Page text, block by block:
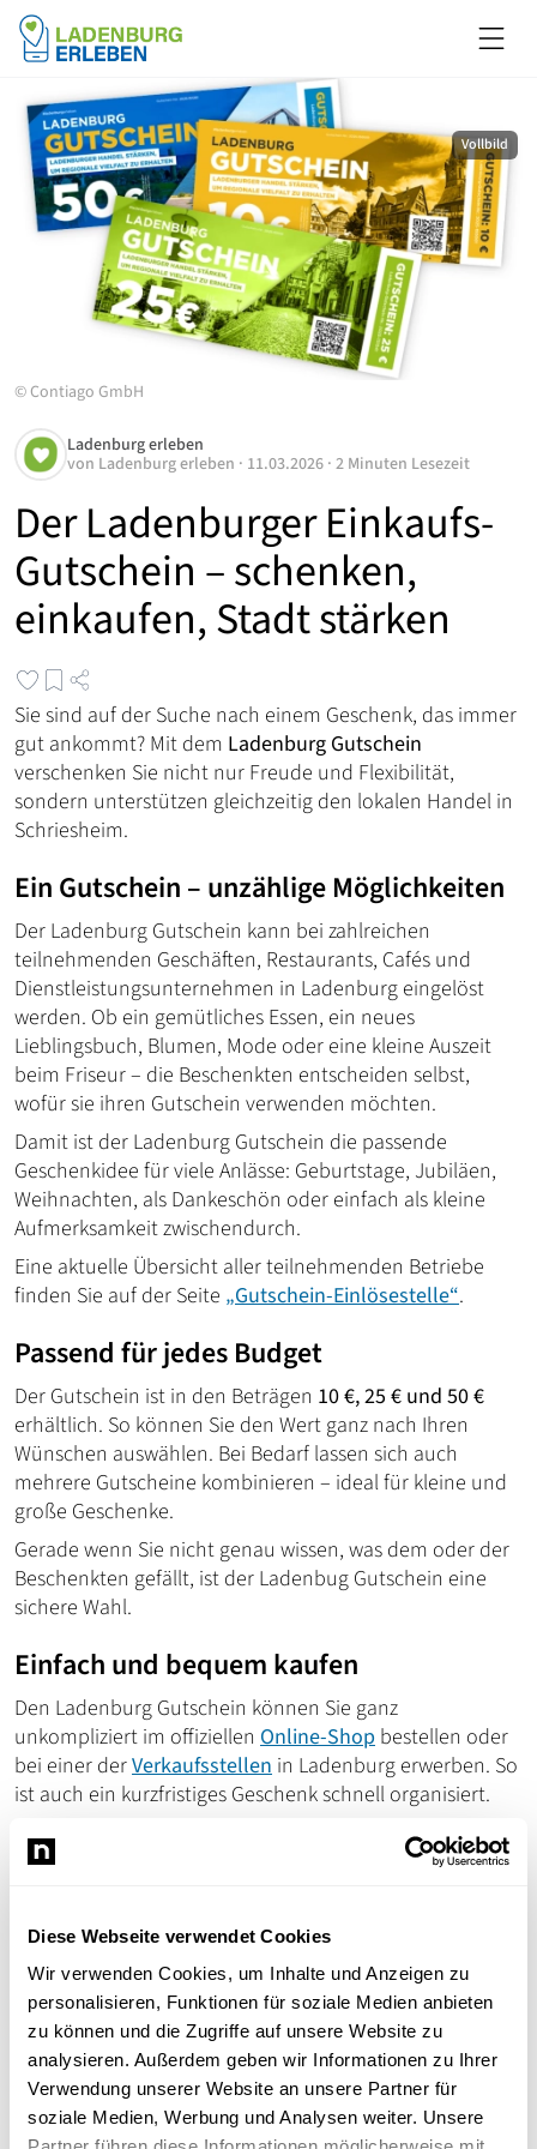
Diese Webseite verwendet Cookies
Wir verwenden Cookies, um Inhalte und Anzeigen zu
personalisieren, Funktionen für soziale Medien anbieten
zu können und die Zugriffe auf unsere Website zu
analysieren. Außerdem geben wir Informationen zu Ihrer
Verwendung unserer Website an unsere Partner für
soziale Medien, Werbung und Analysen weiter. Unsere
Vollbild
©Contiago GmbH
Der Ladenburger Einkaufs-
Gutschein – schenken,
einkaufen, Stadt stärken
Ladenburg erleben
von Ladenburg erleben · 11.03.2026 · 2 Minuten Lesezeit
Sie sind auf der Suche nach einem Geschenk, das immer
gut ankommt? Mit dem Ladenburg Gutschein
verschenken Sie nicht nur Freude und Flexibilität,
sondern unterstützen gleichzeitig den lokalen Handel in
Schriesheim.
Ein Gutschein – unzählige Möglichkeiten
Der Ladenburg Gutschein kann bei zahlreichen
teilnehmenden Geschäften, Restaurants, Cafés und
Dienstleistungsunternehmen in Ladenburg eingelöst
werden. Ob ein gemütliches Essen, ein neues
Lieblingsbuch, Blumen, Mode oder eine kleine Auszeit
beim Friseur – die Beschenkten entscheiden selbst,
wofür sie ihren Gutschein verwenden möchten.
Damit ist der Ladenburg Gutschein die passende
Geschenkidee für viele Anlässe: Geburtstage, Jubiläen,
Weihnachten, als Dankeschön oder einfach als kleine
Aufmerksamkeit zwischendurch.
Eine aktuelle Übersicht aller teilnehmenden Betriebe
finden Sie auf der Seite „Gutschein-Einlösestelle“.
Passend für jedes Budget
Der Gutschein ist in den Beträgen 10 €, 25 € und 50 €
erhältlich. So können Sie den Wert ganz nach Ihren
Wünschen auswählen. Bei Bedarf lassen sich auch
mehrere Gutscheine kombinieren – ideal für kleine und
große Geschenke.
Gerade wenn Sie nicht genau wissen, was dem oder der
Beschenkten gefällt, ist der Ladenbug Gutschein eine
sichere Wahl.
Einfach und bequem kaufen
Den Ladenburg Gutschein können Sie ganz
unkompliziert im offiziellen Online-Shop bestellen oder
bei einer derVerkaufsstellen in Ladenburg erwerben. So
ist auch ein kurzfristiges Geschenk schnell organisiert.
Schenken und gleichzeitig Ladenburg
stärken
Mit jedem eingelösten Gutschein profitieren die
teilnehmenden Geschäfte, Gastronomiebetriebe und
Dienstleister vor Ort. So bleibt die Kaufkraft in Ladenburg
und trägt dazu bei, die Vielfalt, die persönliche Beratung
und eine lebendige Innenstadt langfristig zu erhalten.